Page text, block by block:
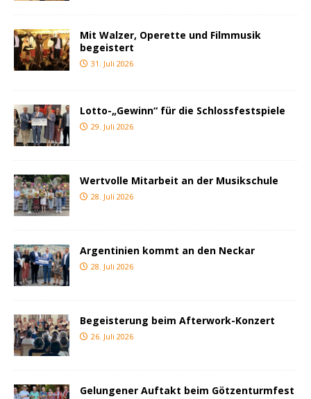
Mit Walzer, Operette und Filmmusik
begeistert
31. Juli 2026
Lotto-„Gewinn“ für die Schlossfestspiele
29. Juli 2026
Wertvolle Mitarbeit an der Musikschule
28. Juli 2026
Argentinien kommt an den Neckar
28. Juli 2026
Begeisterung beim Afterwork-Konzert
26. Juli 2026
Gelungener Auftakt beim Götzenturmfest